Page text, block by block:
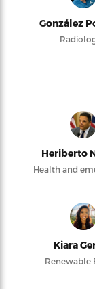
González
Heriberto
Health and
Kiara
Renewable